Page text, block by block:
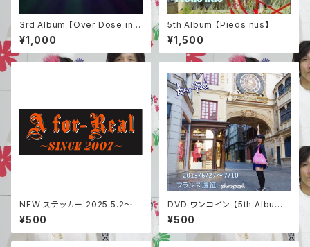
3rd Album 【Over Dose intr
oduction】
¥1,000
5th Album 【Pieds nus】
¥1,500
NEW ステッカー 2025.5.2〜
¥500
DVD ワンコイン 【5th Album
フランスツアー 映像】
¥500